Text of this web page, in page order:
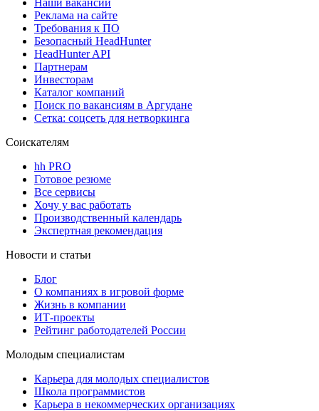
Реклама на сайте
Требования к ПО
Безопасный HeadHunter
HeadHunter API
Партнерам
Инвесторам
Каталог компаний
Поиск по вакансиям в Аргудане
Сетка: соцсеть для нетворкинга
Соискателям
hh PRO
Готовое резюме
Все сервисы
Хочу у вас работать
Производственный календарь
Экспертная рекомендация
Новости и статьи
Блог
О компаниях в игровой форме
Жизнь в компании
ИТ-проекты
Рейтинг работодателей России
Молодым специалистам
Карьера для молодых специалистов
Школа программистов
Карьера в некоммерческих организациях